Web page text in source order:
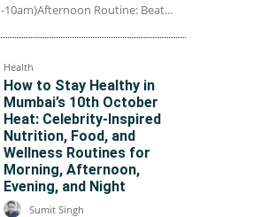
10am)Afternoon Routine: Beat...
Health
How to Stay Healthy in
Mumbai’s 10th October
Heat: Celebrity-Inspired
Nutrition, Food, and
Wellness Routines for
Morning, Afternoon,
Evening, and Night
Sumit Singh